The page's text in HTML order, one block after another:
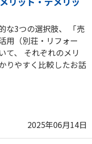
な3つの選択肢、 「売
用（別荘・リフォー
て、 それぞれのメリ
りやすく比較したお話
2025年06月14日